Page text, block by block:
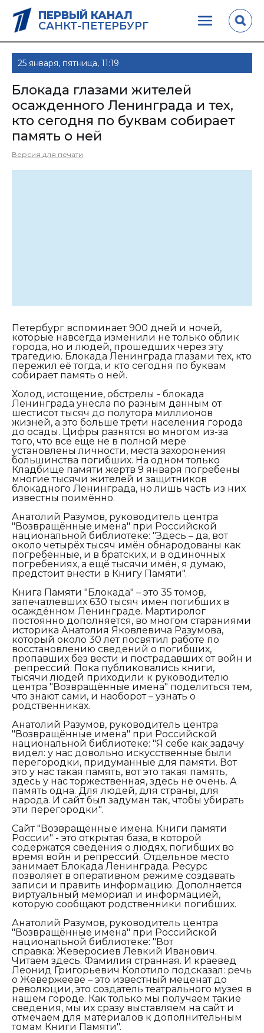
ПЕРВЫЙ КАНАЛ
САНКТ-ПЕТЕРБУРГ
25 января, пятница, 11:19
Блокада глазами жителей
осажденного Ленинграда и тех,
кто сегодня по буквам собирает
память о ней
Версия для печати
Петербург вспоминает 900 дней и ночей,
которые навсегда изменили не только облик
города, но и людей, прошедших через эту
трагедию. Блокада Ленинграда глазами тех, кто
пережил её тогда, и кто сегодня по буквам
собирает память о ней.
Холод, истощение, обстрелы - блокада
Ленинграда унесла по разным данным от
шестисот тысяч до полутора миллионов
жизней, а это больше трети населения города
до осады. Цифры разнятся во многом из-за
того, что все еще не в полной мере
установлены личности, места захоронения
большинства погибших. На одном только
Кладбище памяти жертв 9 января погребены
многие тысячи жителей и защитников
блокадного Ленинграда, но лишь часть из них
известны поимённо.
Анатолий Разумов, руководитель центра
"Возвращённые имена" при Российской
национальной библиотеке: "Здесь – да, вот
около четырёх тысяч имён обнародованы как
погребённые, и в братских, и в одиночных
погребениях, а ещё тысячи имён, я думаю,
предстоит внести в Книгу Памяти".
Книга Памяти "Блокада" – это 35 томов,
запечатлевших 630 тысяч имен погибших в
осаждённом Ленинграде. Мартиролог
постоянно дополняется, во многом стараниями
историка Анатолия Яковлевича Разумова,
который около 30 лет посвятил работе по
восстановлению сведений о погибших,
пропавших без вести и пострадавших от войн и
репрессий. Пока публиковались книги,
тысячи людей приходили к руководителю
центра "Возвращённые имена" поделиться тем,
что знают сами, и наоборот – узнать о
родственниках.
Анатолий Разумов, руководитель центра
"Возвращённые имена" при Российской
национальной библиотеке: "Я себе как задачу
видел: у нас довольно искусственные были
перегородки, придуманные для памяти. Вот
это у нас такая память, вот это такая память,
здесь у нас торжественная, здесь не очень. А
память одна. Для людей, для страны, для
народа. И сайт был задуман так, чтобы убирать
эти перегородки".
Сайт "Возвращённые имена. Книги памяти
России" - это открытая база, в которой
содержатся сведения о людях, погибших во
время войн и репрессий. Отдельное место
занимает Блокада Ленинграда. Ресурс
позволяет в оперативном режиме создавать
записи и править информацию. Дополняется
виртуальный мемориал и информацией,
которую сообщают родственники погибших.
Анатолий Разумов, руководитель центра
"Возвращённые имена" при Российской
национальной библиотеке: "Вот
справка: Жеверосиев Левкий Иванович.
Читаем здесь. Фамилия странная. И краевед
Леонид Григорьевич Колотило подсказал: речь
о Жевержееве – это известный меценат до
революции, это создатель театрального музея в
нашем городе. Как только мы получаем такие
сведения, мы их сразу выставляем на сайт и
отмечаем для материалов к дополнительным
томам Книги Памяти".